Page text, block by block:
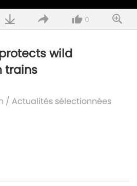
0
wild
trains
/ Actualités sélectionnées